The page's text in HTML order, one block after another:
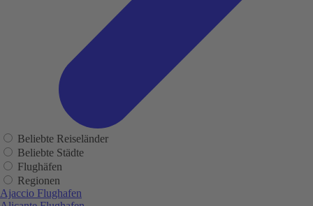
Beliebte Reiseländer
Beliebte Städte
Flughäfen
Regionen
Ajaccio Flughafen